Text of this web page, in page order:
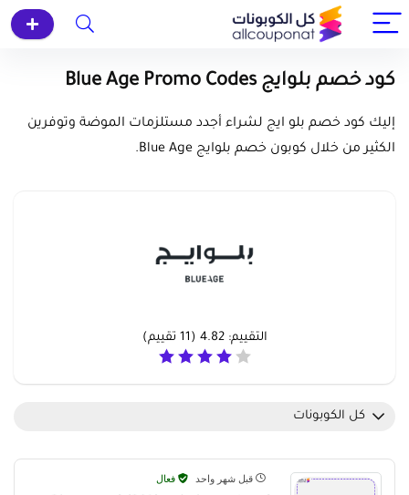
كود خصم بلوايج Blue Age Promo Codes
إليك كود خصم بلو ايج لشراء أجدد مستلزمات الموضة وتوفرين
الكثير من خلال كوبون خصم بلوايج Blue Age.
التقييم:4.82
(
11 تقييم)
كل الكوبونات
قبل شهر واحد فعال